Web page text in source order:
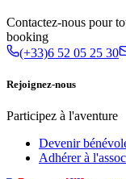
Contactez-nous pour
booking
(+33)6 52 05 25 30
Rejoignez-nous
Participez à l'aventure
Devenir
Adhérer à